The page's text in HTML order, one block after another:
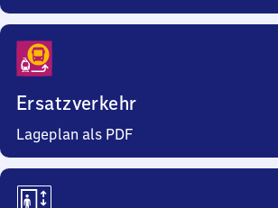
Ersatzverkehr
Lageplan als PDF